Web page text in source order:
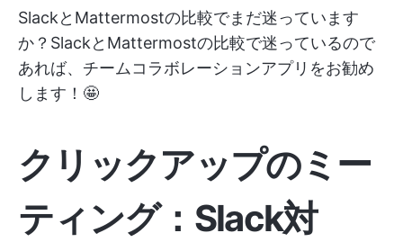
SlackとMattermostの比較でまだ迷っています
か？SlackとMattermostの比較で迷っているので
あれば、チームコラボレーションアプリをお勧め
します！🤩
クリックアップのミー
ティング：Slack対